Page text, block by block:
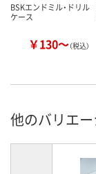
BSKエンドミル・ドリル
ケース
￥130～（税込）
他のバリエ